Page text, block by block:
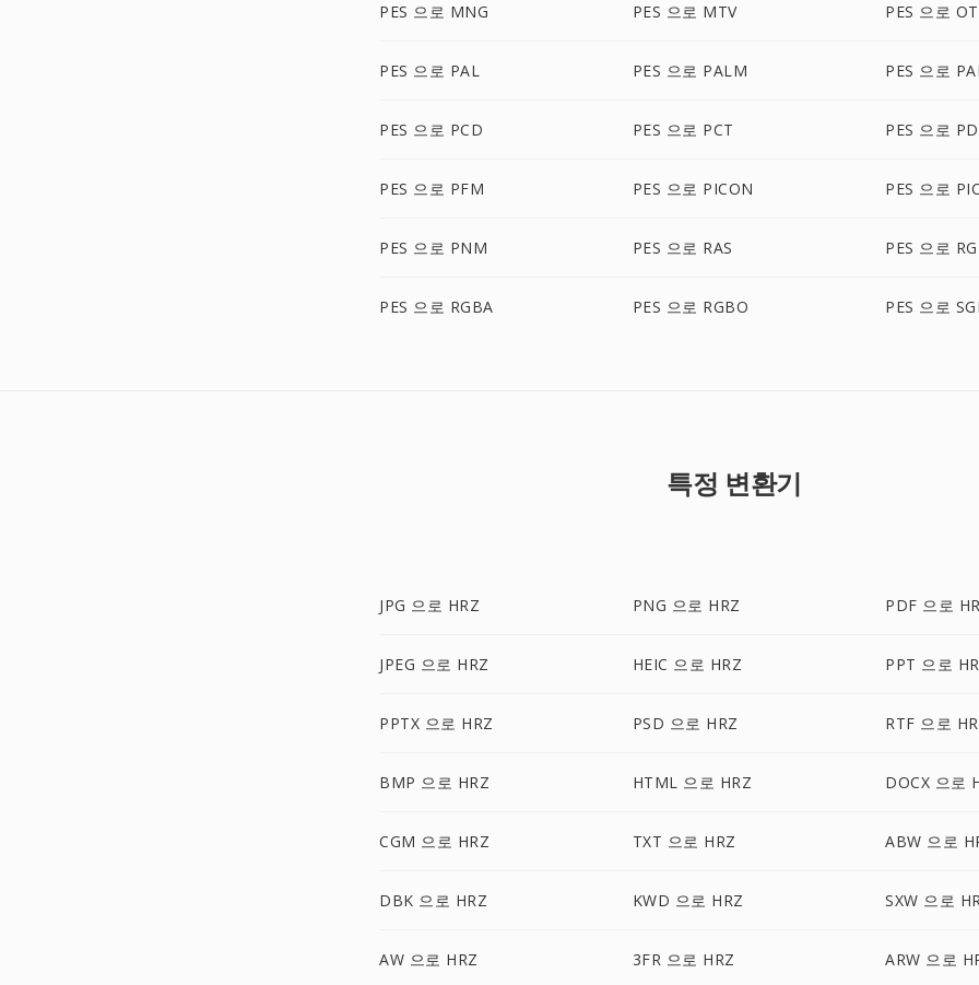
PES 으로 MNG PES 으로 MTV PES 으로
PES 으로 PAL PES 으로 PALM PES 으로
PES 으로 PCD PES 으로 PCT PES 으로
PES 으로 PFM PES 으로 PICON PES 으로
PES 으로 PNM PES 으로 RAS PES 으로
PES 으로 RGBA PES 으로 RGBO PES 으로 SGI
특정 변환기
JPG 으로 HRZ PNG 으로 HRZ PDF 으로
JPEG 으로 HRZ HEIC 으로 HRZ PPT 으로
PPTX 으로 HRZ PSD 으로 HRZ RTF 으로
BMP 으로 HRZ HTML 으로 HRZ DOCX 으로
CGM 으로 HRZ TXT 으로 HRZ ABW 으로
DBK 으로 HRZ KWD 으로 HRZ SXW 으로
AW 으로 HRZ 3FR 으로 HRZ ARW 으로